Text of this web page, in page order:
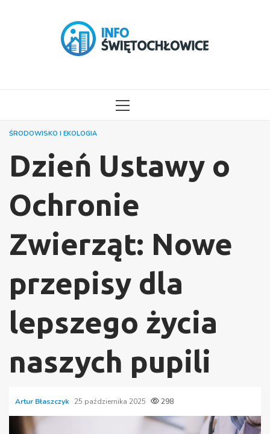
MENU
ŚRODOWISKO I EKOLOGIA
Dzień Ustawy o
Ochronie
Zwierząt: Nowe
przepisy dla
lepszego życia
naszych pupili
Artur Błaszczyk 25 października 2025 298